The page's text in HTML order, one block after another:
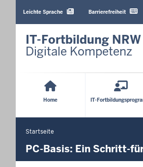
Sprachen
Leichte Sprache Barrierefreiheit
IT-Fortbildung NRW
Digitale Kompetenz
Hauptmenü
Home IT-
Sie
befinden
Startseite
PC-Basis: Ein Schritt-